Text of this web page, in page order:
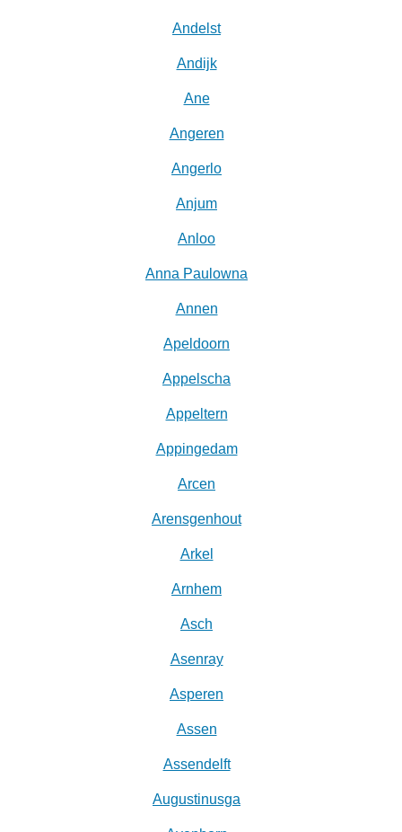
Andelst
Andijk
Ane
Angeren
Angerlo
Anjum
Anloo
Anna Paulowna
Annen
Apeldoorn
Appelscha
Appeltern
Appingedam
Arcen
Arensgenhout
Arkel
Arnhem
Asch
Asenray
Asperen
Assen
Assendelft
Augustinusga